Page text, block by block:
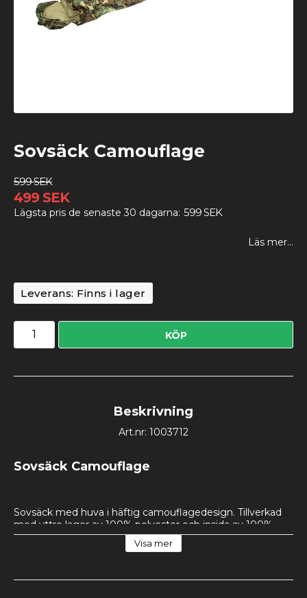
Sovsäck Camouflage
599 SEK
499 SEK
Lägsta pris de senaste 30 dagarna 599 SEK
Läs mer...
Leverans: Finns i lager
KÖP
Beskrivning
Art.nr: 1003712
Sovsäck Camouflage
Sovsäck med huva i häftig camouflagedesign. Tillverkad
med yttre lager av 100% polyester och insida av 100%
bomull - fyllningen är även den 100% polyester.
Förpackningsstorlek på säcken är 40x24x29cm. Sovsäcken
Visa mer